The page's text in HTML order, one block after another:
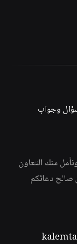
وجواب
منك التعاون
صالح دعائكم